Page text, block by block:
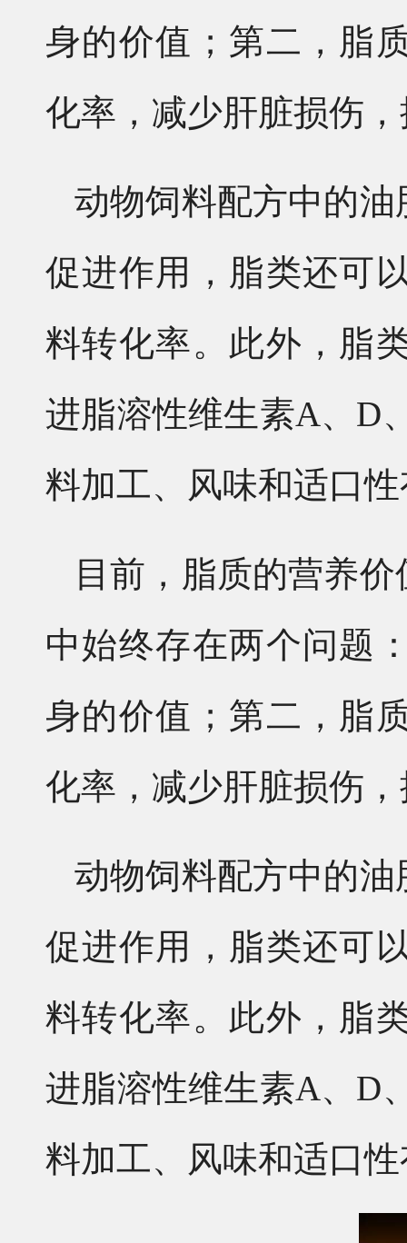
身的价值；第二，脂
化率，减少肝脏损伤
动物饲料配方中的
促进作用，脂类还可
料转化率。此外，脂
进脂溶性维生素A、D
料加工、风味和适口
目前，脂质的营养
中始终存在两个问题
身的价值；第二，脂
化率，减少肝脏损伤
动物饲料配方中的
促进作用，脂类还可
料转化率。此外，脂
进脂溶性维生素A、D
料加工、风味和适口